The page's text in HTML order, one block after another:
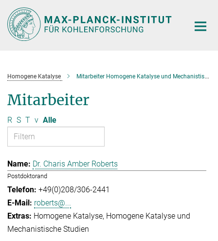
Hauptinhalt
Homogene Katalyse Mitarbeiter Homogene Katalyse und Mechanistische Studien
Mitarbeiter
R S T v Alle
Dr. Charis Amber Roberts
Postdoktorand
+49(0)208/306-2441
roberts@...
Homogene Katalyse Homogene Katalyse und
Mechanistische Studien